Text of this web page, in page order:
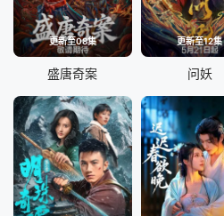
更新至08集
盛唐奇案
更新至12集
问妖